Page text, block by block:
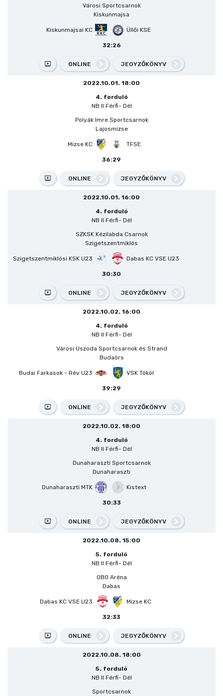
Városi Sportcsarnok
Kiskunmajsa
Kiskunmajsai KC Üllői KSE
32:26
ONLINE JEGYZŐKÖNYV
2022.10.01. 18:00
4. forduló
NB II Férfi- Dél
Polyák Imre Sportcsarnok
Lajosmizse
Mizse KC TFSE
36:29
ONLINE JEGYZŐKÖNYV
2022.10.01. 16:00
4. forduló
NB II Férfi- Dél
SZKSK Kézilabda Csarnok
Szigetszentmiklós
Szigetszentmiklósi KSK U23 Dabas KC VSE U23
30:30
ONLINE JEGYZŐKÖNYV
2022.10.02. 16:00
4. forduló
NB II Férfi- Dél
Városi Uszoda Sportcsarnok és Strand
Budaörs
Budai Farkasok - Rév U23 VSK Tököl
39:29
ONLINE JEGYZŐKÖNYV
2022.10.02. 18:00
4. forduló
NB II Férfi- Dél
Dunaharaszti Sportcsarnok
Dunaharaszti
Dunaharaszti MTK Kistext
30:33
ONLINE JEGYZŐKÖNYV
2022.10.08. 15:00
5. forduló
NB II Férfi- Dél
OBO Aréna
Dabas
Dabas KC VSE U23 Mizse KC
32:33
ONLINE JEGYZŐKÖNYV
2022.10.08. 18:00
5. forduló
NB II Férfi- Dél
Sportcsarnok